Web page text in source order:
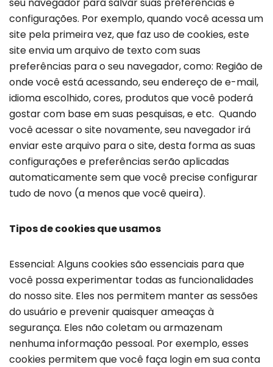
configurações. Por exemplo, quando você acessa um
site pela primeira vez, que faz uso de cookies, este
site envia um arquivo de texto com suas
preferências para o seu navegador, como: Região de
onde você está acessando, seu endereço de e-mail,
idioma escolhido, cores, produtos que você poderá
gostar com base em suas pesquisas, e etc. Quando
você acessar o site novamente, seu navegador irá
enviar este arquivo para o site, desta forma as suas
configurações e preferências serão aplicadas
automaticamente sem que você precise configurar
tudo de novo (a menos que você queira).
Tipos de cookies que usamos
Essencial: Alguns cookies são essenciais para que
você possa experimentar todas as funcionalidades
do nosso site. Eles nos permitem manter as sessões
do usuário e prevenir quaisquer ameaças à
segurança. Eles não coletam ou armazenam
nenhuma informação pessoal. Por exemplo, esses
cookies permitem que você faça login em sua conta